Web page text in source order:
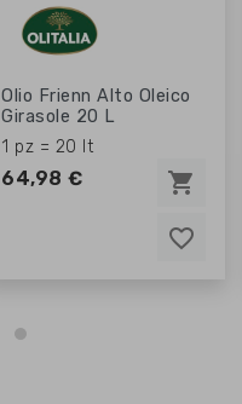
favorite_border
favorite_border
favorite_border
Olio Frienn Alto Oleico
Girasole 20 L
1 pz = 20 lt
64,98 € shopping_cart